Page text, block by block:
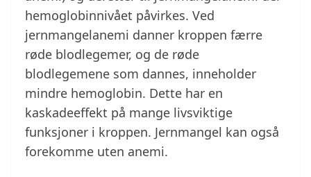
hemoglobinnivået påvirkes. Ved
jernmangelanemi danner kroppen færre
røde blodlegemer, og de røde
blodlegemene som dannes, inneholder
mindre hemoglobin. Dette har en
kaskadeeffekt på mange livsviktige
funksjoner i kroppen. Jernmangel kan også
forekomme uten anemi.